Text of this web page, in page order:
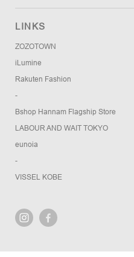
LINKS
ZOZOTOWN
iLumine
Rakuten Fashion
-
Bshop Hannam Flagship Store
LABOUR AND WAIT TOKYO
eunoia
-
VISSEL KOBE